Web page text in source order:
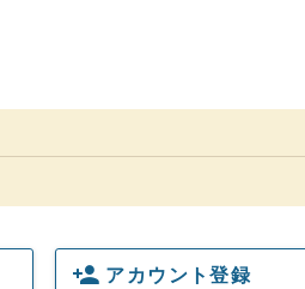
person_add アカウント登録